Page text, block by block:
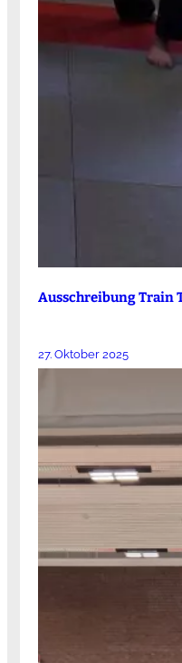
Ausschreibung Train
27. Oktober 2025